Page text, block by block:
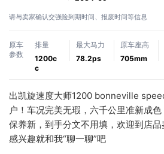
请与卖家确认交强险到期时间、报废时间等信息
原车
参数
排量
1200c
c
最大马力
78.2ps
原车座高
705mm
出凯旋速度大师1200 bonneville
户！车况完美无瑕，六千公里准新成
保养新，到手分文不用填，欢迎到店品
感兴趣就和我“聊一聊”吧